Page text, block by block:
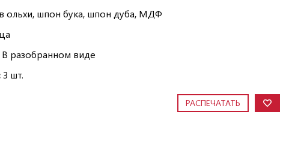
ольхи, шпон бука, шпон дуба, МДФ
В разобранном виде
3 шт.
РАСПЕЧАТАТЬ